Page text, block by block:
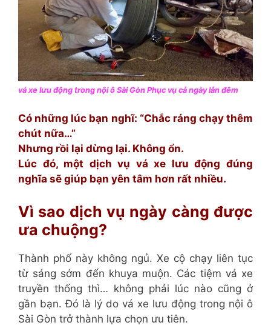
vá xe lưu động trong nội ô Sài Gòn Phục vụ cả ngày lẫn đêm
Có những lúc bạn nghĩ: “Chắc ráng chạy thêm
chút nữa…”
Nhưng rồi lại dừng lại. Không ổn.
Lúc đó, một dịch vụ vá xe lưu động đúng
nghĩa sẽ giúp bạn yên tâm hơn rất nhiều.
Vì sao dịch vụ ngày càng được
ưa chuộng?
Thành phố này không ngủ. Xe cộ chạy liên tục
từ sáng sớm đến khuya muộn. Các tiệm vá xe
truyền thống thì… không phải lúc nào cũng ở
gần bạn. Đó là lý do vá xe lưu động trong nội ô
Sài Gòn trở thành lựa chọn ưu tiên.